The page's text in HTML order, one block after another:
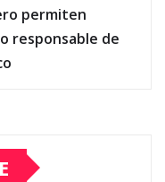
permiten
responsable de